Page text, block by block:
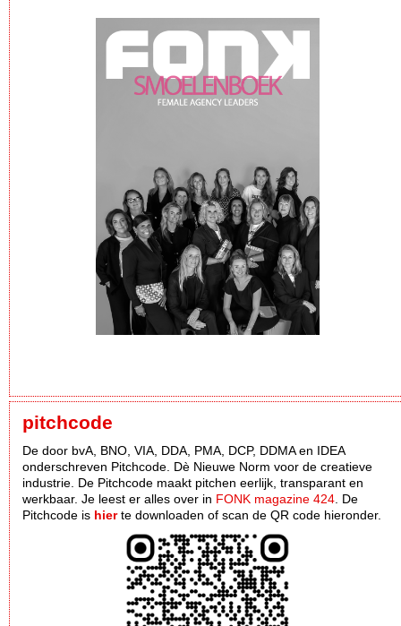
pitchcode
De door bvA, BNO, VIA, DDA, PMA, DCP, DDMA en IDEA
onderschreven Pitchcode. Dè Nieuwe Norm voor de creatieve
industrie. De Pitchcode maakt pitchen eerlijk, transparant en
werkbaar. Je leest er alles over in FONK magazine 424 . De
Pitchcode is hierte downloaden of scan de QR code hieronder.